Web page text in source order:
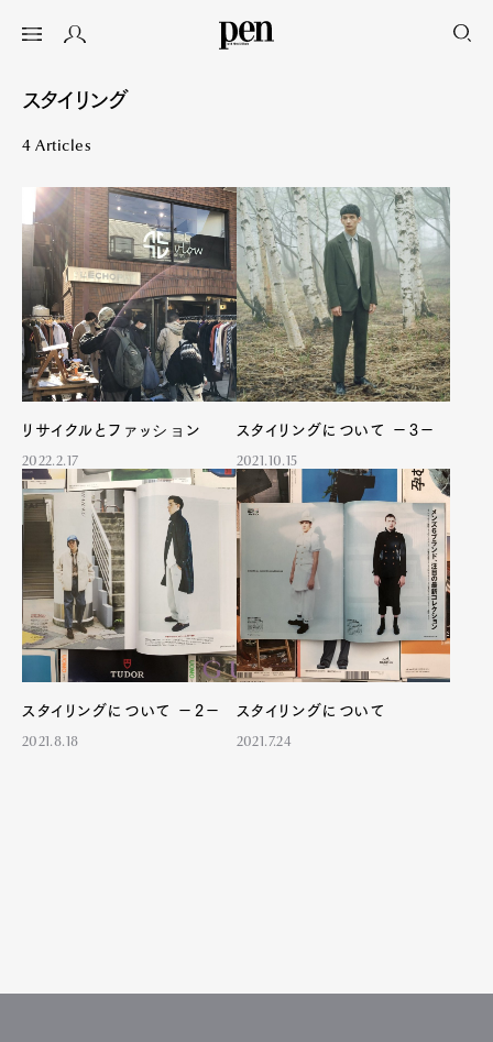
スタイリング
4 Articles
リサイクルとファッション
2022.2.17
スタイリングについて －3－
2021.10.15
スタイリングについて －2－
2021.8.18
スタイリングについて
2021.7.24